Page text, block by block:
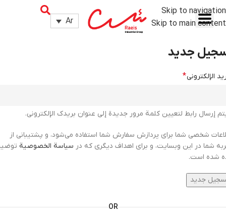
Skip to navigation
Skip to main content
Ar
جديد
الإلكتروني*
إرسال رابط لتعيين كلمة مرور جديدة إلى عنوان بريدك الإلكتروني.
شخصی شما برای پردازش سفارش شما استفاده می‌شود، و پشتیبانی از
شما در این وبسایت، و برای اهداف دیگری که در سياسة الخصوصية
شده است.
جديد
OR